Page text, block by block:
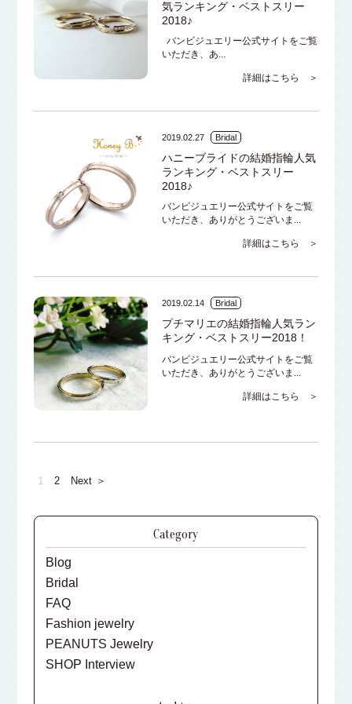
気ランキング・ベストスリー
2018♪
バンビジュエリー公式サイトをご覧
いただき、あ...
詳細はこちら ＞
2019.02.27 Bridal
ハニーブライドの結婚指輪人気
ランキング・ベストスリー
2018♪
バンビジュエリー公式サイトをご覧
いただき、ありがとうございま...
詳細はこちら ＞
2019.02.14 Bridal
プチマリエの結婚指輪人気ラン
キング・ベストスリー2018！
バンビジュエリー公式サイトをご覧
いただき、ありがとうございま...
詳細はこちら ＞
1 2 Next ＞
Category
Blog
Bridal
FAQ
Fashion jewelry
PEANUTS Jewelry
SHOP Interview